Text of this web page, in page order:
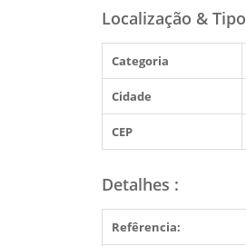
Localização & Tipo
Categoria
Cidade
CEP
Detalhes :
Refêrencia: